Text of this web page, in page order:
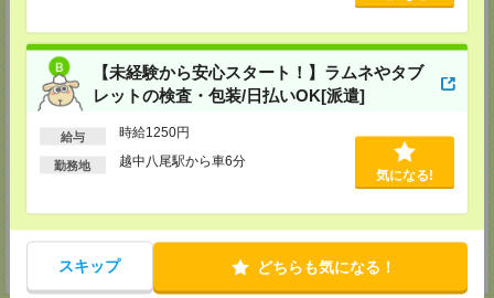
【未経験から安心スタート！】ラムネやタブ
レットの検査・包装/日払いOK[派遣]
給与 時給1250円
勤務地
越中八尾駅から車6分
気になる!
スキップ どちらも気になる！
名古屋事業所
〒450-0002
愛知県名古屋市中村区名駅三丁目25番9号 堀内ビル8F
TEL：052-451-7110
FAX：052-451-6110
担当：採用担当
浜松事業所
静岡県浜松市中央区砂山町325-6 日本生命浜松駅前ビル4F
TEL：053-450-7522
FAX：053-450-7533
担当：採用担当